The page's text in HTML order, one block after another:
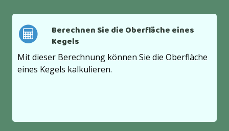
Berechnen Sie die Oberfläche eines
Kegels
Mit dieser Berechnung können Sie die Oberfläche
eines Kegels kalkulieren.